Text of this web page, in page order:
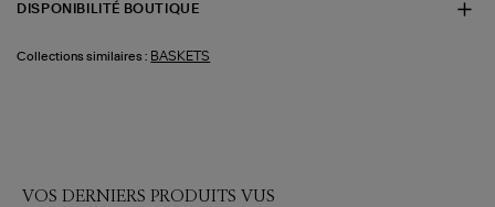
DISPONIBILITÉ BOUTIQUE
Collections similaires : BASKETS
VOS DERNIERS PRODUITS VUS